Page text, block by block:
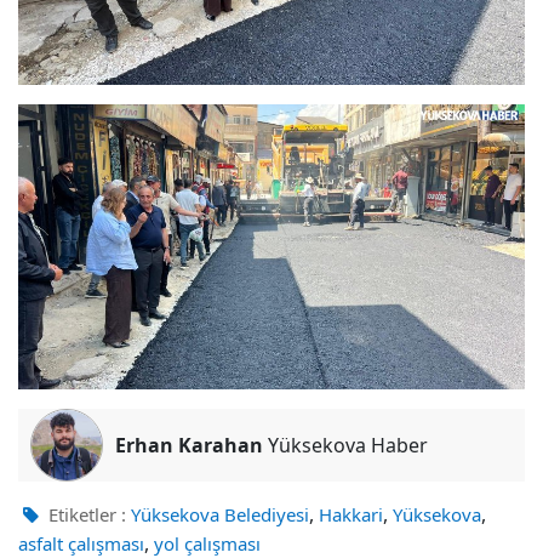
Erhan Karahan Yüksekova Haber
Etiketler : Yüksekova Belediyesi, Hakkari, Yüksekova,
asfalt çalışması, yol çalışması